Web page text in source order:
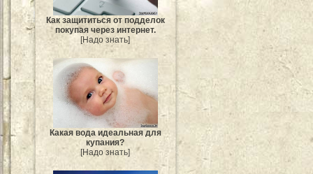
Как защититься от подделок
покупая через интернет.
[Надо знать]
Какая вода идеальная для
купания?
[Надо знать]